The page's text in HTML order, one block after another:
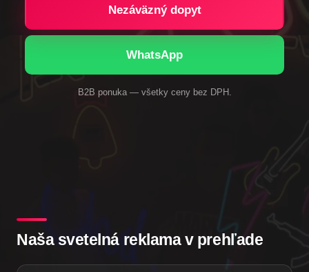
Nezáväzný dopyt
WhatsApp
B2B ponuka — všetky ceny bez DPH.
Naša svetelná reklama v prehľade